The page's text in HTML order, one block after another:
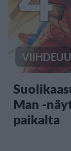
Man -
paikalta